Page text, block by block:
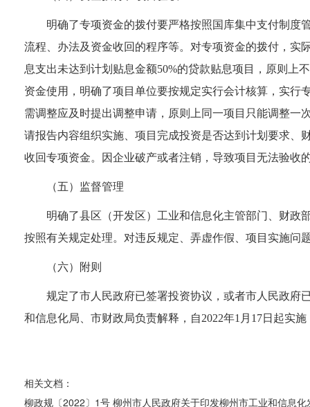
明确了专项资金的拨付要严格按照国库集中支付制度
流程、办法及资金收回的程序等。对专项资金的拨付， 实
息支出未达到计划贴息金额50%的贷款贴息项目，原则上
资金使用，明确了项目单位要按规定实行会计核算，实行
需调整应及时提出调整申请 ， 原则上同一项目只能调整一
请报告内容组织实施、项目完成投资是否达到计划要求、
收回专项资金。
因企业破产或者注销，导致项目无法验收
（五）监督管理
明确了县区 （开发区） 工业和信息化主管部门 、财政
按照有关规定处理。 对违反规定、弄虚作假、项目实施问
（六）附则
规定了市人民政府已签署投资协议，或者市人民政府
和信息化局、 市财政局负责解释 ， 自2022年1 月 17日起实施
相关文档：
柳政规〔2022〕1号 柳州市人民政府关于印发柳州市工业和信息